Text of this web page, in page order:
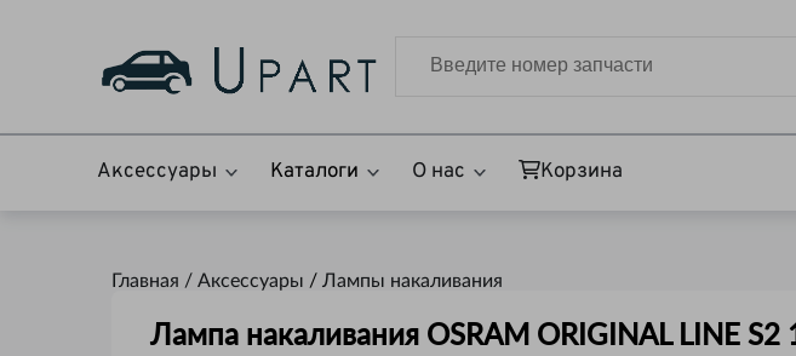
Аксессуары Каталоги О нас Корзина
Главная / Аксессуары / Лампы накаливания
Лампа накаливания OSRAM ORIGINAL LINE S2